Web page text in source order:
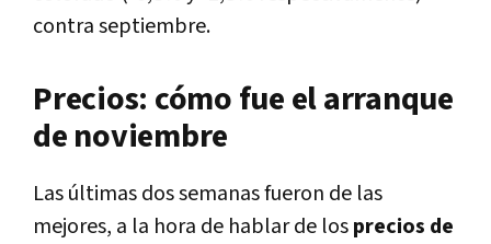
contra septiembre.
Precios: cómo fue el arranque
de noviembre
Las últimas dos semanas fueron de las
mejores, a la hora de hablar de losprecios de